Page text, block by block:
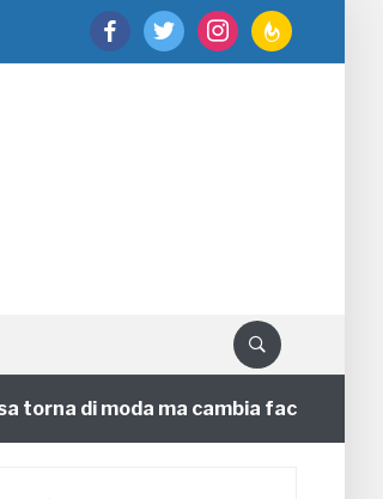
facebooktwitter instagramfeedburner
di moda ma cambia faccia